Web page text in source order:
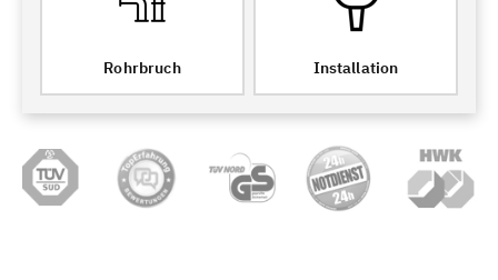
Rohrbruch Installation